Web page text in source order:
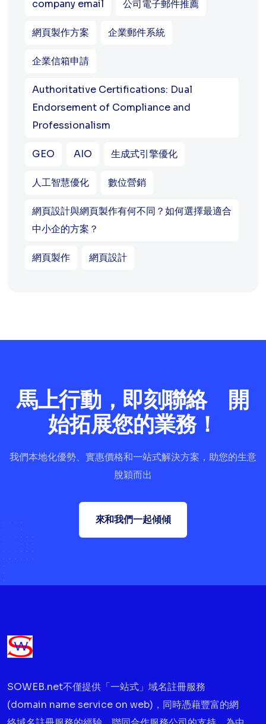
company email 公司電子郵件推薦
網頁製作方案 企業郵件系統
企業信箱申請
Authoritative Certifications: Dual
Endorsement of Compliance and
Professionalism
GEO AIO 生成式引擎優化
人工智慧優化 數位營銷
網頁設計與網頁製作有何不同？如何選擇最適合
中小企的方案？
網頁製作 網頁設計
馬上行動，即刻聯絡 開
始拓展您的業務！
我們本地化優勢、實惠價格和一站式解決方案，助您的生意
脫穎而出
來和我們一起傾傾
SOWEB.net不僅提供「一站式」域名註冊服務
(domain name service on web)，同時憑藉豐富的網